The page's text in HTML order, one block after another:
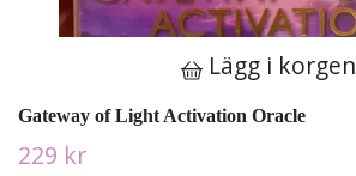
Lägg i korgen
Gateway of Light Activation Oracle
229 kr